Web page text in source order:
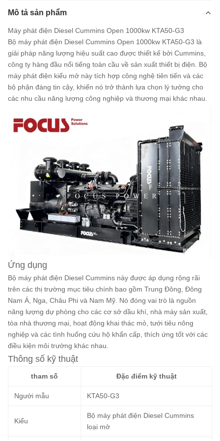
Mô tả sản phẩm
Máy phát điện Diesel Cummins Open 1000kw KTA50-G3
Bộ máy phát điện Diesel Cummins Open 1000kw KTA50-G3 là
giải pháp năng lượng hiệu suất cao được thiết kế bởi Cummins,
công ty hàng đầu nổi tiếng toàn cầu về sản xuất thiết bị điện. Bộ
máy phát điện kiểu mở này tích hợp công nghệ tiên tiến và các
bộ phận đáng tin cậy, khiến nó trở thành lựa chọn lý tưởng cho
các nhu cầu năng lượng công nghiệp và thương mại khác nhau.
Ứng dụng
Bộ máy phát điện Diesel Cummins này được áp dụng rộng rãi
trên các thị trường mục tiêu chính bao gồm Trung Đông, Đông
Nam Á, Nga, Châu Phi và Nam Mỹ. Nó đóng vai trò là nguồn
năng lượng dự phòng cho các cơ sở dầu khí, nhà máy sản xuất,
tòa nhà thương mại, hoạt động khai thác mỏ, tưới tiêu nông
nghiệp và các tình huống cứu hộ khẩn cấp, thích ứng tốt với các
điều kiện môi trường khác nhau.
Thông số kỹ thuật
tham số Đặc điểm kỹ thuật
Người mẫu KTA50-G3
Kiểu
Bộ máy phát điện Diesel Cummins
loại mở